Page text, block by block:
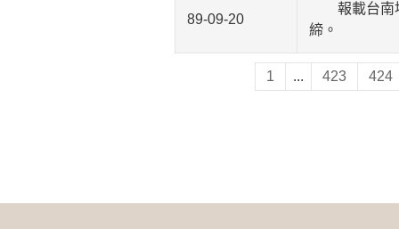
89-09-20
報載台南地
締。
1 ... 423 424